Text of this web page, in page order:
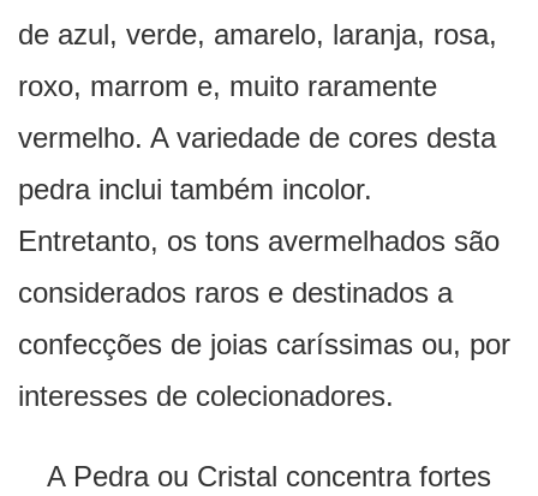
de azul, verde, amarelo, laranja, rosa,
roxo, marrom e, muito raramente
vermelho. A variedade de cores desta
pedra inclui também incolor.
Entretanto, os tons avermelhados são
considerados raros e destinados a
confecções de joias caríssimas ou, por
interesses de colecionadores.
A Pedra ou Cristal concentra fortes